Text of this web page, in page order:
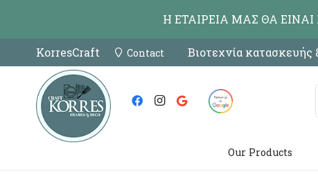
KorresCraft Contact Βιοτεχνία
Our Products
Η ΕΤΑΙΡΕΙΑ ΜΑΣ ΘΑ